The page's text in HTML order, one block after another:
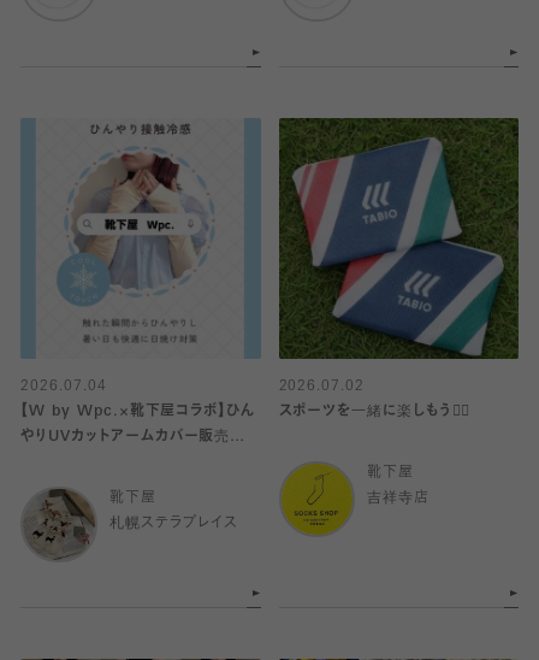
2026.07.04
【W by Wpc.×靴下屋コラボ】ひん
やりUVカットアームカバー販売中
靴下屋
札幌ステラプレイス
2026.07.02
スポーツを一緒に楽しもう🏋️‍♀️
靴下屋
吉祥寺店